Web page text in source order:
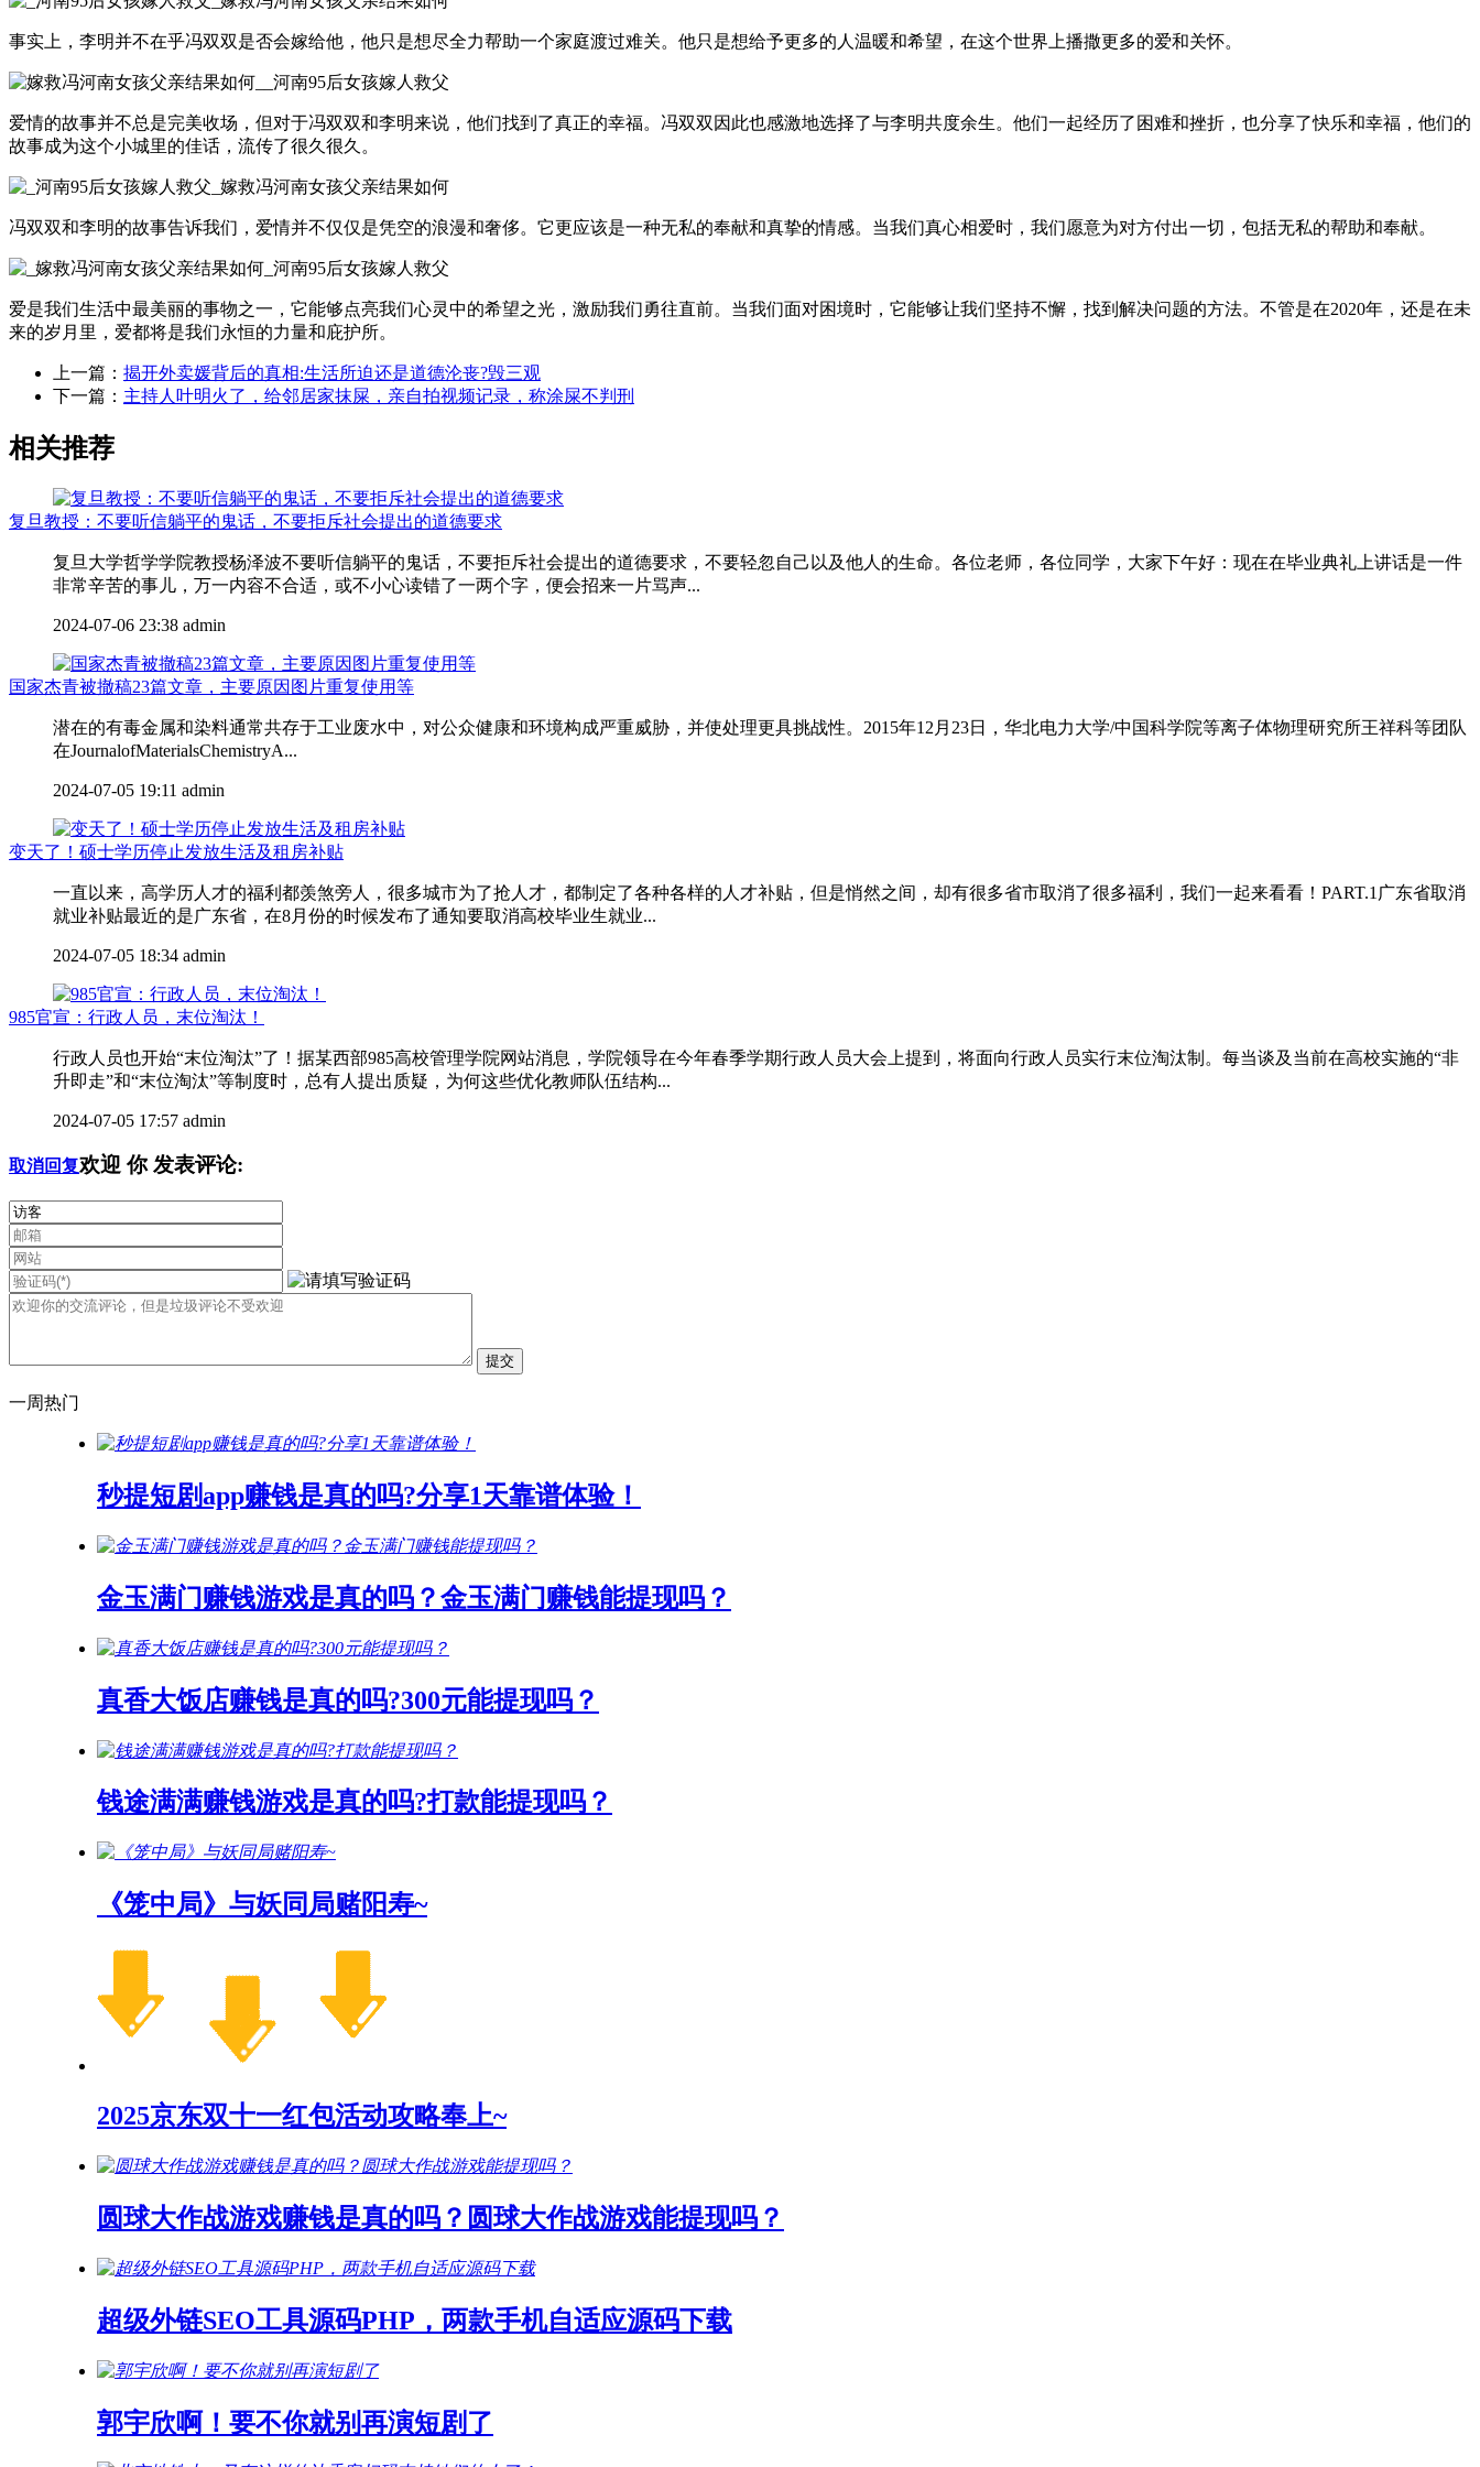
事实上，李明并不在乎冯双双是否会嫁给他，他只是想尽全力帮助一个家庭渡过难关。他只是想给予更多的人温暖和希望，在这个世界上播撒更多的爱和关怀。
爱情的故事并不总是完美收场，但对于冯双双和李明来说，他们找到了真正的幸福。冯双双因此也感激地选择了与李明共度余生。他们一起经历了困难和挫折，也分享了快乐和幸福，他们的
故事成为这个小城里的佳话，流传了很久很久。
冯双双和李明的故事告诉我们，爱情并不仅仅是凭空的浪漫和奢侈。它更应该是一种无私的奉献和真挚的情感。当我们真心相爱时，我们愿意为对方付出一切，包括无私的帮助和奉献。
爱是我们生活中最美丽的事物之一，它能够点亮我们心灵中的希望之光，激励我们勇往直前。当我们面对困境时，它能够让我们坚持不懈，找到解决问题的方法。不管是在2020年，还是在未
来的岁月里，爱都将是我们永恒的力量和庇护所。
上一篇： 揭开外卖媛背后的真相:生活所迫还是道德沦丧?毁三观
下一篇： 主持人叶明火了，给邻居家抹屎，亲自拍视频记录，称涂屎不判刑
相关推荐
复旦教授：不要听信躺平的鬼话，不要拒斥社会提出的道德要求
复旦大学哲学学院教授杨泽波不要听信躺平的鬼话，不要拒斥社会提出的道德要求，不要轻忽自己以及他人的生命。各位老师，各位同学，大家下午好：现在在毕业典礼上讲话是一件
非常辛苦的事儿，万一内容不合适，或不小心读错了一两个字，便会招来一片骂声...
2024-07-06 23:38 admin
国家杰青被撤稿23篇文章，主要原因图片重复使用等
潜在的有毒金属和染料通常共存于工业废水中，对公众健康和环境构成严重威胁，并使处理更具挑战性。2015年12月23日，华北电力大学/中国科学院等离子体物理研究所王祥科等团队
在JournalofMaterialsChemistryA...
2024-07-05 19:11 admin
变天了！硕士学历停止发放生活及租房补贴
一直以来，高学历人才的福利都羡煞旁人，很多城市为了抢人才，都制定了各种各样的人才补贴，但是悄然之间，却有很多省市取消了很多福利，我们一起来看看！PART.1广东省取消
就业补贴最近的是广东省，在8月份的时候发布了通知要取消高校毕业生就业...
2024-07-05 18:34 admin
985官宣：行政人员，末位淘汰！
行政人员也开始“末位淘汰”了！据某西部985高校管理学院网站消息，学院领导在今年春季学期行政人员大会上提到，将面向行政人员实行末位淘汰制。每当谈及当前在高校实施的“非
升即走”和“末位淘汰”等制度时，总有人提出质疑，为何这些优化教师队伍结构...
2024-07-05 17:57 admin
取消回复欢迎 你发表评论:
一周热门
秒提短剧app赚钱是真的吗?分享1天靠谱体验！
金玉满门赚钱游戏是真的吗？金玉满门赚钱能提现吗？
真香大饭店赚钱是真的吗?300元能提现吗？
钱途满满赚钱游戏是真的吗?打款能提现吗？
《笼中局》与妖同局赌阳寿~
2025京东双十一红包活动攻略奉上~
圆球大作战游戏赚钱是真的吗？圆球大作战游戏能提现吗？
超级外链SEO工具源码PHP，两款手机自适应源码下载
郭宇欣啊！要不你就别再演短剧了